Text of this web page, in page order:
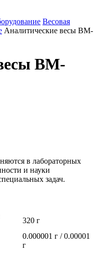
Весовая
Аналитические весы BM-
BM-
в лабораторных
и науки
задач.
320 г
0.000001 г / 0.00001
г